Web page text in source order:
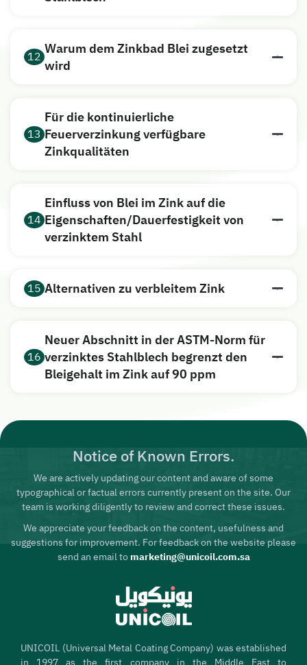
12 Warum dem Zinkbad Blei zugesetzt
wird
13
Für die kontinuierliche
Feuerverzinkung verfügbare
Zinkqualitäten
14
Einfluss von Blei im Zink auf die
Eigenschaften/Dauerfestigkeit von
verzinktem Stahl
15 Alternativen zu verbleitem Zink
16
Neuer Abschnitt in der ASTM-Norm für
verzinktes Stahlblech begrenzt den
Bleigehalt im Zink auf 90 ppm
Notice of Known Errors.
We are actively updating our content and aware of some
typographical or factual errors currently present on the site. Our
team is working diligently to review and correct these issues.
We appreciate your feedback on the content, usefulness and
suggestions for improvement. For feedback on the website please
send an email tomarketing@unicoil.com.sa
UNICOIL (Universal Metal Coating Company) was established